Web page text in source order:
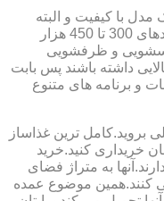
مدل با کیفیت و البته
مخزن دار را انتخاب کنید به راحتی مدل دهای 300 تا 450 هزار
و ظرفشویی
داشته باشند پس بابت
و برنامه های متنوع
بروید.کامل ترین غذاساز
با حدود 100 هزار تومان خریداری کنید.خرید
به متراژ فضای
کنند.همین موضوع عمده